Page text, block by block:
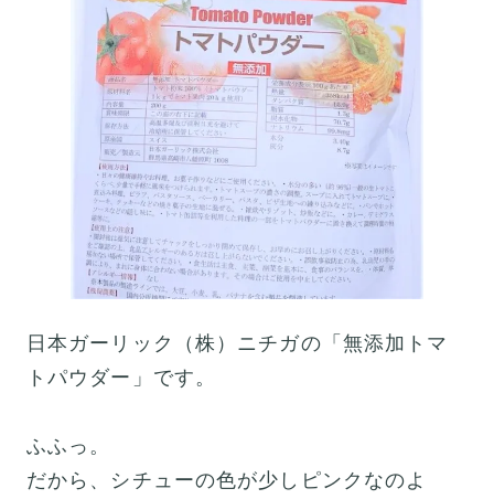
日本ガーリック（株）ニチガの「無添加トマ
トパウダー」です。
ふふっ。
だから、シチューの色が少しピンクなのよ